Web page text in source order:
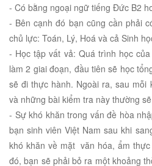
- Có bằng ngoại ngữ tiếng Đức B2
- Bên cạnh đó bạn cũng cần phải
chủ lực: Toán, Lý, Hoá và cả Sinh
- Học tập vất vả: Quá trình học
làm 2 giai đoạn, đầu tiên sẽ học
sẽ đi thực hành. Ngoài ra, sau mỗi
và những bài kiểm tra này thường
- Sự khó khăn trong vấn đề hòa
bạn sinh viên Việt Nam sau khi
khó khăn về mặt văn hóa, ẩm
đó, bạn sẽ phải bỏ ra một khoảng